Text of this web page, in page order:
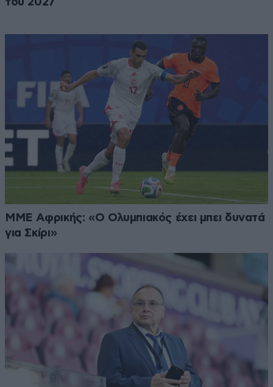
του 2027
ΜΜΕ Αφρικής: «Ο Ολυμπιακός έχει μπει δυνατά
για Σκίρι»